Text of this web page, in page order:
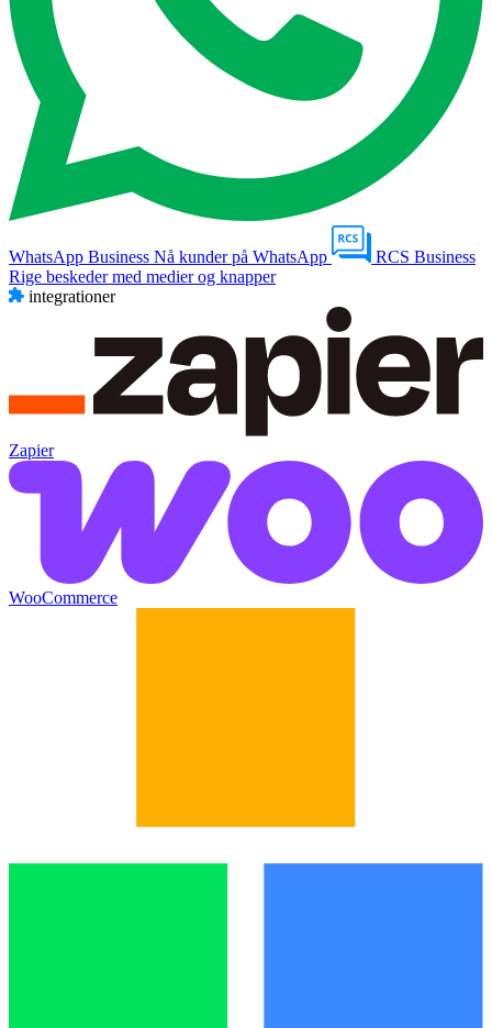
WhatsApp Business Nå kunder på WhatsApp
RCS Business
Rige beskeder med medier og knapper
integrationer
Zapier
WooCommerce